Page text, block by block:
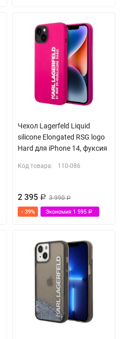
Чехол Lagerfeld Liquid
silicone Elongated RSG logo
Hard для iPhone 14, фуксия
Код товара: 110-086
2 395 Р 3 990Р
- 39% Экономия 1 595 Р